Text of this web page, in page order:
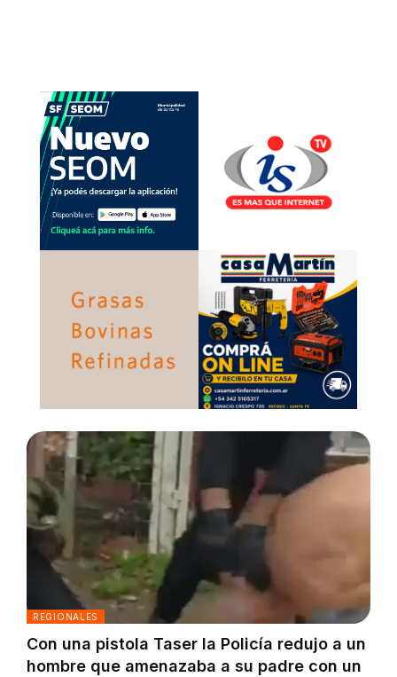
REGIONALES
Con una pistola Taser la Policía redujo a un
hombre que amenazaba a su padre con un